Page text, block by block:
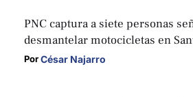
PNC captura a siete personas
desmantelar motocicletas en
Por César Najarro